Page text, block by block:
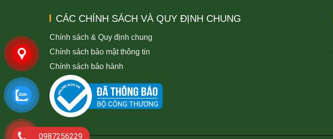
CÁC CHÍNH SÁCH VÀ QUY ĐỊNH CHUNG
Chính sách & Quy định chung
Chính sách bảo mật thông tin
Chính sách bảo hành
0987256229